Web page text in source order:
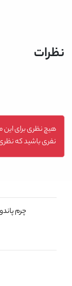
نظرات
هیچ نظری برای این
نفری باشید که
چرم